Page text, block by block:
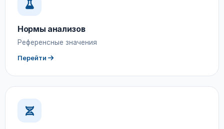
Нормы анализов
Референсные значения
Перейти